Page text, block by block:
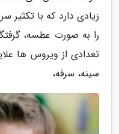
زیادی دارد که با تکثیر
را به صورت عطسه،
تعدادی از ویروس ها
سینه، سرفه،